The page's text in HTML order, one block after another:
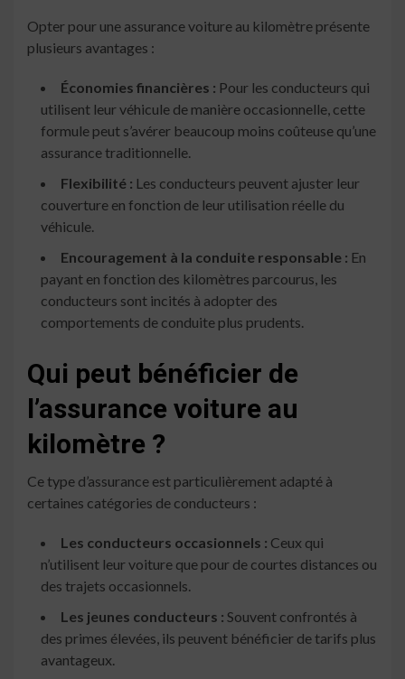
Opter pour une assurance voiture au kilomètre présente
plusieurs avantages :
Économies financières : Pour les conducteurs qui
utilisent leur véhicule de manière occasionnelle, cette
formule peut s’avérer beaucoup moins coûteuse qu’une
assurance traditionnelle.
Flexibilité : Les conducteurs peuvent ajuster leur
couverture en fonction de leur utilisation réelle du
véhicule.
Encouragement à la conduite responsable : En
payant en fonction des kilomètres parcourus, les
conducteurs sont incités à adopter des
comportements de conduite plus prudents.
Qui peut bénéficier de
l’assurance voiture au
kilomètre ?
Ce type d’assurance est particulièrement adapté à
certaines catégories de conducteurs :
Les conducteurs occasionnels : Ceux qui
n’utilisent leur voiture que pour de courtes distances ou
des trajets occasionnels.
Les jeunes conducteurs : Souvent confrontés à
des primes élevées, ils peuvent bénéficier de tarifs plus
avantageux.